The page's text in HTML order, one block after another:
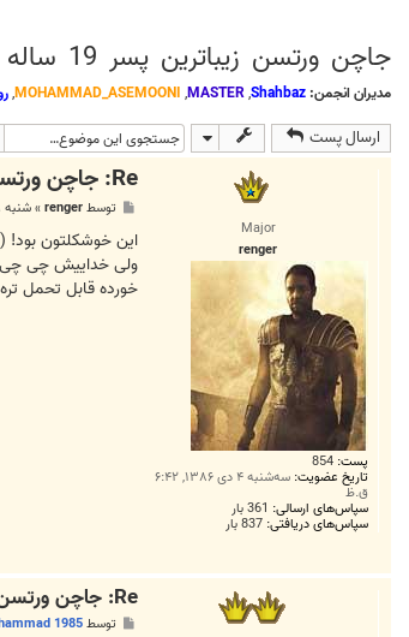
جاچن ورتسن زيباترين پسر 19 ساله دنيا!
مدیران انجمن: Shahbaz
,
MASTER
,
MOHAMMAD_ASEMOONI
,
ارسال پست
Major
renger
پست: 854
تاریخ عضویت: سه‌شنبه ۴ دی ۱۳۸۶, ۶:۴۲
ق.ظ
سپاس‌های ارسالی: 361 بار
سپاس‌های دریافتی: 837 بار
Re: جاچن ورتسن زيباترين پسر 19 ساله دنيا!
ت
توسطrenger
»شنبه ۱۸ مهر ۱۳۸۸, ۴:۴۹ ب.ظ
این خوشکلتون بود! (
ولی خداییش چی چی
خورده قابل تحمل
Re: جاچن ورتسن زيباترين پسر 19 ساله دنيا!
توسط1985